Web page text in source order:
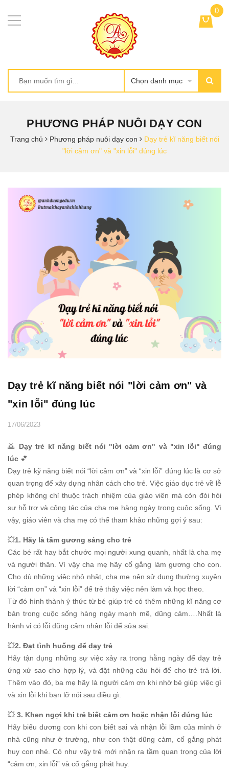
Chọn danh mục
0
PHƯƠNG PHÁP NUÔI DẠY CON
Trang chủ Phương pháp nuôi dạy con
Dạy trẻ kĩ năng biết nói
"lời cảm ơn" và "xin lỗi" đúng lúc
Dạy trẻ kĩ năng biết nói "lời cảm ơn" và
"xin lỗi" đúng lúc
17/06/2023
🙇 Dạy trẻ kĩ năng biết nói "lời cảm ơn" và "xin lỗi" đúng
lúc 💕
Dạy trẻ kỹ năng biết nói “lời cảm ơn” và “xin lỗi” đúng lúc là cơ sở
quan trọng để xây dựng nhân cách cho trẻ. Việc giáo dục trẻ về lễ
phép không chỉ thuộc trách nhiệm của giáo viên mà còn đòi hỏi
sự hỗ trợ và cộng tác của cha mẹ hàng ngày trong cuộc sống. Vì
vậy, giáo viên và cha mẹ có thể tham khảo những gợi ý sau:
💥1. Hãy là tấm gương sáng cho trẻ
Các bé rất hay bắt chước mọi người xung quanh, nhất là cha mẹ
và người thân. Vì vậy cha mẹ hãy cố gắng làm gương cho con.
Cho dù những việc nhỏ nhặt, cha mẹ nên sử dụng thường xuyên
lời “cảm ơn” và “xin lỗi” để trẻ thấy việc nên làm và học theo.
Từ đó hình thành ý thức từ bé giúp trẻ có thêm những kĩ năng cơ
bản trong cuộc sống hàng ngày mạnh mẽ, dũng cảm….Nhất là
hành vi có lỗi dũng cảm nhận lỗi để sửa sai.
💥2. Đạt tình huống để dạy trẻ
Hãy tận dụng những sự việc xảy ra trong hằng ngày để dạy trẻ
ứng xử sao cho hợp lý, và đặt những câu hỏi để cho trẻ trả lời.
Thêm vào đó, ba mẹ hãy là người cảm ơn khi nhờ bé giúp việc gì
và xin lỗi khi bạn lỡ nói sau điều gì.
💥 3. Khen ngợi khi trẻ biết cảm ơn hoặc nhận lỗi đúng lúc
Hãy biểu dương con khi con biết sai và nhận lỗi lầm của mình ở
nhà cũng như ở trường, như con thật dũng cảm, cố gắng phát
huy con nhé. Có như vậy trẻ mới nhận ra tầm quan trọng của lời
“cảm ơn, xin lỗi” và cố gắng phát huy.